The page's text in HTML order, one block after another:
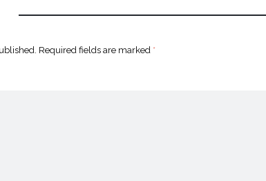
Required fields are marked *